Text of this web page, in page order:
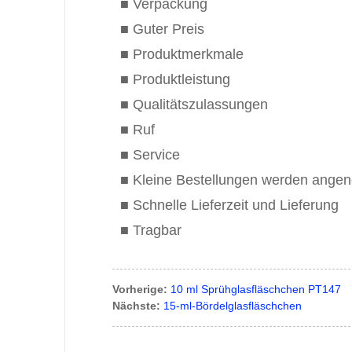
■ Verpackung
■ Guter Preis
■ Produktmerkmale
■ Produktleistung
■ Qualitätszulassungen
■ Ruf
■ Service
■ Kleine Bestellungen werden
■ Schnelle Lieferzeit und Lieferung
■ Tragbar
Vorherige: 10 ml Sprühglasfläschchen PT147
Nächste: 15-ml-Bördelglasfläschchen